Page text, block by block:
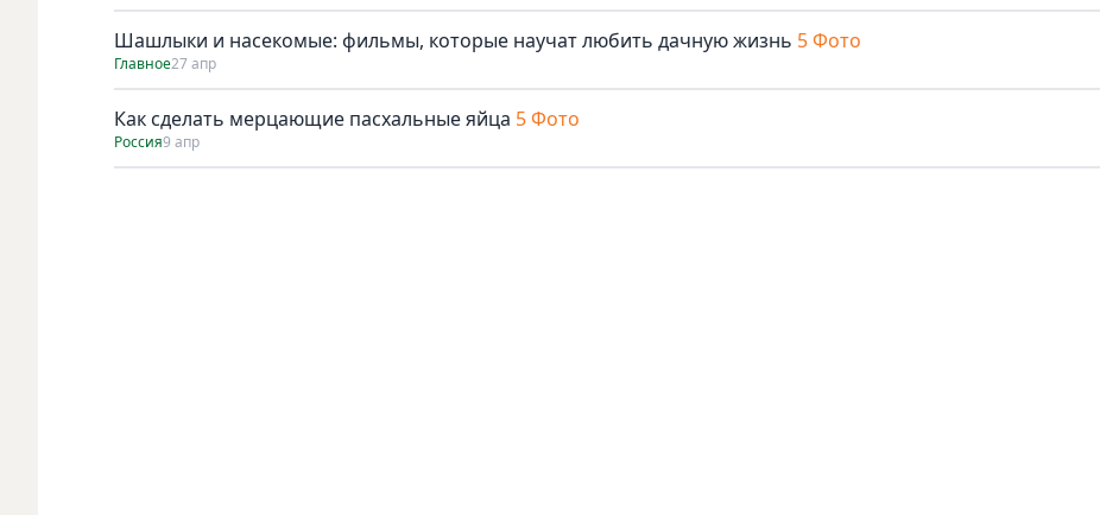
Шашлыки и насекомые: фильмы, которые научат любить дачную жизнь 5 Фото
Главное27 апр
Как сделать мерцающие пасхальные яйца 5 Фото
Россия9 апр